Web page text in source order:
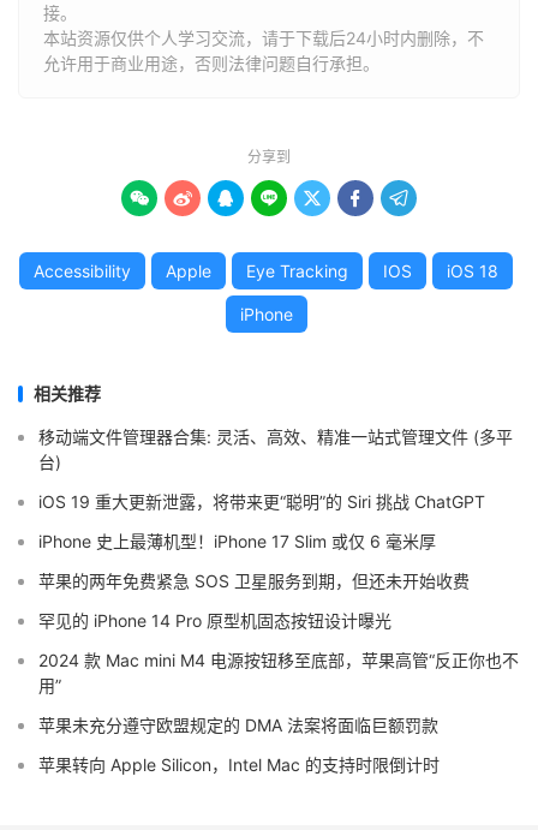
接。
本站资源仅供个人学习交流，请于下载后24小时内删除，不
允许用于商业用途，否则法律问题自行承担。
分享到
      
Accessibility Apple Eye Tracking IOS iOS 18
iPhone
相关推荐
移动端文件管理器合集: 灵活、高效、精准一站式管理文件 (多平
台)
iOS 19 重大更新泄露，将带来更“聪明”的 Siri 挑战 ChatGPT
iPhone 史上最薄机型！iPhone 17 Slim 或仅 6 毫米厚
苹果的两年免费紧急 SOS 卫星服务到期，但还未开始收费
罕见的 iPhone 14 Pro 原型机固态按钮设计曝光
2024 款 Mac mini M4 电源按钮移至底部，苹果高管“反正你也不
用”
苹果未充分遵守欧盟规定的 DMA 法案将面临巨额罚款
苹果转向 Apple Silicon，Intel Mac 的支持时限倒计时